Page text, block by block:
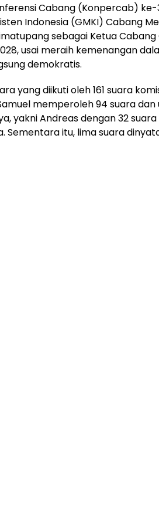
Cabang (Konpercab) ke-
Indonesia (GMKI) Cabang
sebagai Ketua Cabang
usai meraih kemenangan
demokratis.
yang diikuti oleh 161 suara
memperoleh 94 suara dan
yakni Andreas dengan 32
Sementara itu, lima suara